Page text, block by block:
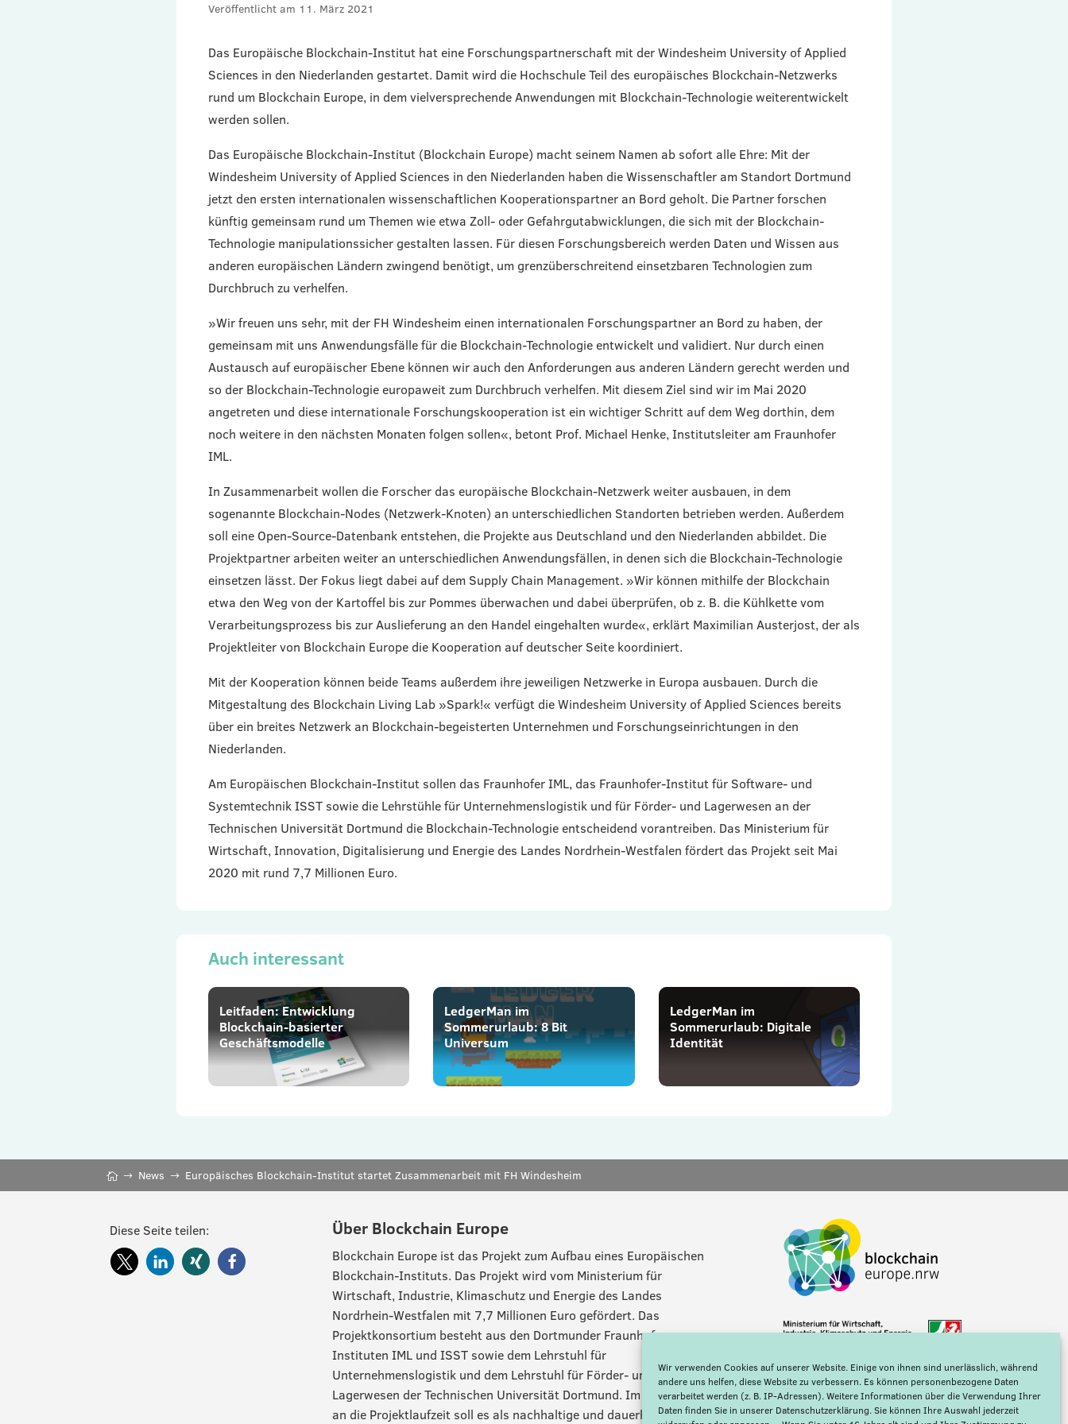
Wir verwenden Cookies auf unserer Website. Einige von ihnen sind unerlässlich, während
andere uns helfen, diese Website zu verbessern. Es können personenbezogene Daten
verarbeitet werden (z. B. IP-Adressen). Weitere Informationen über die Verwendung Ihrer
Daten finden Sie in unserer Datenschutzerklärung. Sie können Ihre Auswahl jederzeit
11. März 2021
Das Europäische Blockchain-Institut hat eine Forschungspartnerschaft mit der Windesheim University of Applied
Sciences in den Niederlanden gestartet. Damit wird die Hochschule Teil des europäisches Blockchain-Netzwerks
rund um Blockchain Europe, in dem vielversprechende Anwendungen mit Blockchain-Technologie weiterentwickelt
werden sollen.
Das Europäische Blockchain-Institut (Blockchain Europe) macht seinem Namen ab sofort alle Ehre: Mit der
Windesheim University of Applied Sciences in den Niederlanden haben die Wissenschaftler am Standort Dortmund
jetzt den ersten internationalen wissenschaftlichen Kooperationspartner an Bord geholt. Die Partner forschen
künftig gemeinsam rund um Themen wie etwa Zoll- oder Gefahrgutabwicklungen, die sich mit der Blockchain-
Technologie manipulationssicher gestalten lassen. Für diesen Forschungsbereich werden Daten und Wissen aus
anderen europäischen Ländern zwingend benötigt, um grenzüberschreitend einsetzbaren Technologien zum
Durchbruch zu verhelfen.
»Wir freuen uns sehr, mit der FH Windesheim einen internationalen Forschungspartner an Bord zu haben, der
gemeinsam mit uns Anwendungsfälle für die Blockchain-Technologie entwickelt und validiert. Nur durch einen
Austausch auf europäischer Ebene können wir auch den Anforderungen aus anderen Ländern gerecht werden und
so der Blockchain-Technologie europaweit zum Durchbruch verhelfen. Mit diesem Ziel sind wir im Mai 2020
angetreten und diese internationale Forschungskooperation ist ein wichtiger Schritt auf dem Weg dorthin, dem
noch weitere in den nächsten Monaten folgen sollen«, betont Prof. Michael Henke, Institutsleiter am Fraunhofer
IML.
In Zusammenarbeit wollen die Forscher das europäische Blockchain-Netzwerk weiter ausbauen, in dem
sogenannte Blockchain-Nodes (Netzwerk-Knoten) an unterschiedlichen Standorten betrieben werden. Außerdem
soll eine Open-Source-Datenbank entstehen, die Projekte aus Deutschland und den Niederlanden abbildet. Die
Projektpartner arbeiten weiter an unterschiedlichen Anwendungsfällen, in denen sich die Blockchain-Technologie
einsetzen lässt. Der Fokus liegt dabei auf dem Supply Chain Management. »Wir können mithilfe der Blockchain
etwa den Weg von der Kartoffel bis zur Pommes überwachen und dabei überprüfen, ob z. B. die Kühlkette vom
Verarbeitungsprozess bis zur Auslieferung an den Handel eingehalten wurde«, erklärt Maximilian Austerjost, der als
Projektleiter von Blockchain Europe die Kooperation auf deutscher Seite koordiniert.
Mit der Kooperation können beide Teams außerdem ihre jeweiligen Netzwerke in Europa ausbauen. Durch die
Mitgestaltung des Blockchain Living Lab »Spark!« verfügt die Windesheim University of Applied Sciences bereits
über ein breites Netzwerk an Blockchain-begeisterten Unternehmen und Forschungseinrichtungen in den
Niederlanden.
Am Europäischen Blockchain-Institut sollen das Fraunhofer IML, das Fraunhofer-Institut für Software- und
Systemtechnik ISST sowie die Lehrstühle für Unternehmenslogistik und für Förder- und Lagerwesen an der
Technischen Universität Dortmund die Blockchain-Technologie entscheidend vorantreiben. Das Ministerium für
Wirtschaft, Innovation, Digitalisierung und Energie des Landes Nordrhein-Westfalen fördert das Projekt seit Mai
2020 mit rund 7,7 Millionen Euro.
Auch interessant
Leitfaden: Entwicklung
Blockchain-basierter
Geschäftsmodelle
LedgerMan im
Sommerurlaub: 8 Bit
Universum
LedgerMan im
Sommerurlaub: Digitale
Identität
News Europäisches Blockchain-Institut startet Zusammenarbeit mit FH Windesheim
Diese Seite teilen: Über Blockchain Europe
Blockchain Europe ist das Projekt zum Aufbau eines Europäischen
Blockchain-Instituts. Das Projekt wird vom Ministerium für
Wirtschaft, Industrie, Klimaschutz und Energie des Landes
Nordrhein-Westfalen mit 7,7 Millionen Euro gefördert. Das
Projektkonsortium besteht aus den Dortmunder Fraunhofer-
Instituten IML und ISST sowie dem Lehrstuhl für
Unternehmenslogistik und dem Lehrstuhl für Förder- und
Lagerwesen der Technischen Universität Dortmund. Im Anschluss
an die Projektlaufzeit soll es als nachhaltige und dauerhafte